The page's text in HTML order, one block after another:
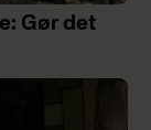
Gør det